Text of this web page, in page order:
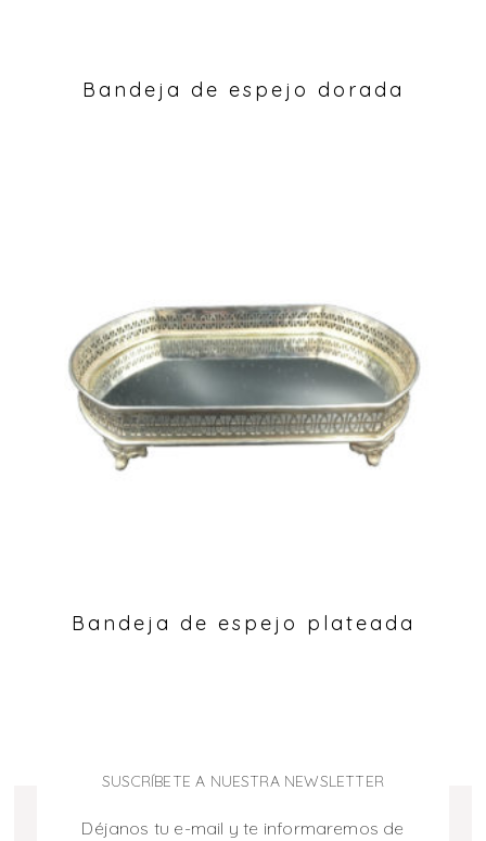
Bandeja de espejo dorada
Bandeja de espejo plateada
SUSCRÍBETE A NUESTRA NEWSLETTER
Déjanos tu e-mail y te informaremos de